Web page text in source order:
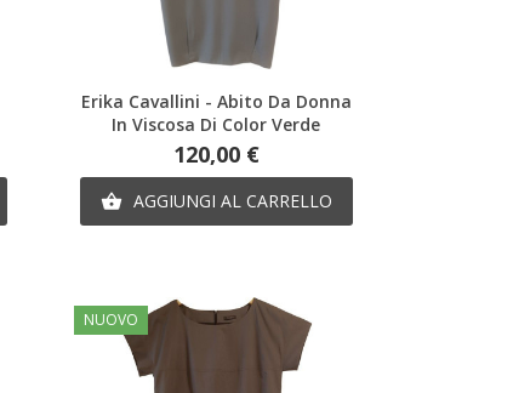
Anteprima
Erika Cavallini - Abito Da Donna
In Viscosa Di Color Verde
Prezzo
120,00 €
 AGGIUNGI AL CARRELLO
NUOVO